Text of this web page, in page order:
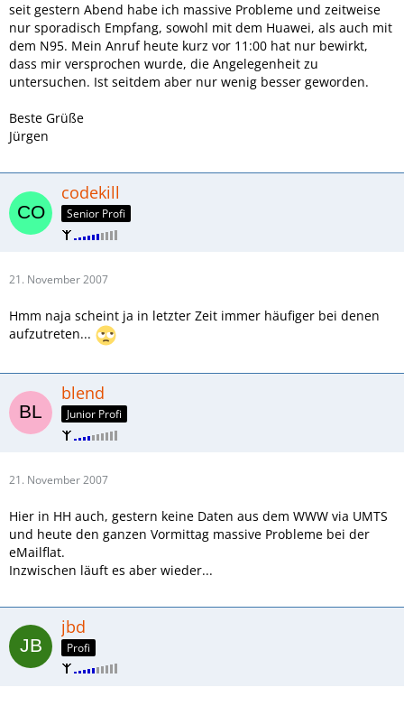
seit gestern Abend habe ich massive Probleme und zeitweise
nur sporadisch Empfang, sowohl mit dem Huawei, als auch mit
dem N95. Mein Anruf heute kurz vor 11:00 hat nur bewirkt,
dass mir versprochen wurde, die Angelegenheit zu
untersuchen. Ist seitdem aber nur wenig besser geworden.
Beste Grüße
Jürgen
codekill
Senior Profi
21. November 2007
Hmm naja scheint ja in letzter Zeit immer häufiger bei denen
aufzutreten...
blend
Junior Profi
21. November 2007
Hier in HH auch, gestern keine Daten aus dem WWW via UMTS
und heute den ganzen Vormittag massive Probleme bei der
eMailflat.
Inzwischen läuft es aber wieder...
jbd
Profi